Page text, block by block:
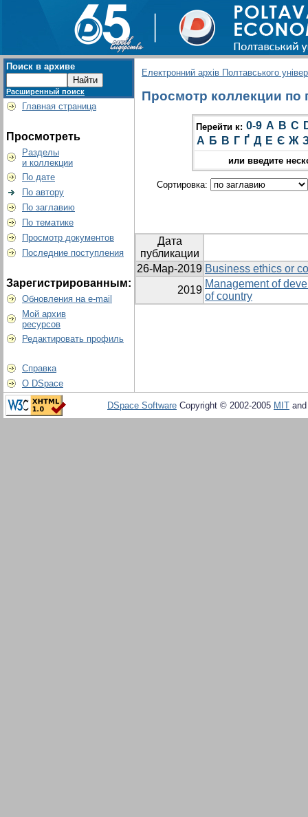
Поиск в архиве
Расширенный поиск
Главная страница
Просмотреть
Разделы
и коллекции
По дате
По автору
По заглавию
По тематике
Просмотр документов
Последние поступления
Зарегистрированным:
Обновления на e-mail
Мой архив
ресурсов
Редактировать профиль
Справка
О DSpace
Електронний архів Полтавського
Просмотр коллекции по
Перейти к: 0-9 A B C
А Б В Г Ґ Д Е Є Ж
или введите
Сортировка:
Дата
публикации
26-Мар-2019 Business ethics or
2019
Management of
of country
DSpace Software Copyright © 2002-2005 MIT